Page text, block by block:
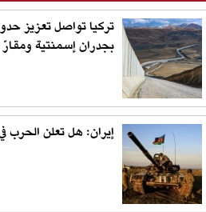
تركيا تواصل تعزيز
بجدران إسمنتية
إيران: هل تعلن الحرب